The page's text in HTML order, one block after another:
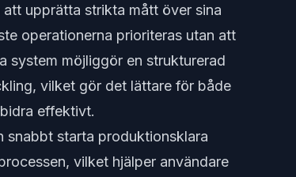
upprätta strikta mått över sina
operationerna prioriteras utan att
system möjliggör en strukturerad
vilket gör det lättare för både
effektivt.
snabbt starta produktionsklara
vilket hjälper användare